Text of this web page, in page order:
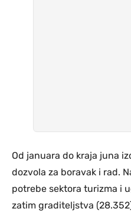
Od januara do kraja juna
dozvola za boravak i rad.
potrebe sektora turizma i
zatim graditeljstva